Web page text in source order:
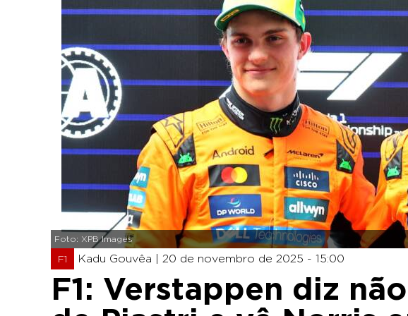
Foto: XPB Images
F1 Kadu Gouvêa | 20 de novembro de 2025 - 15:00
F1: Verstappen diz